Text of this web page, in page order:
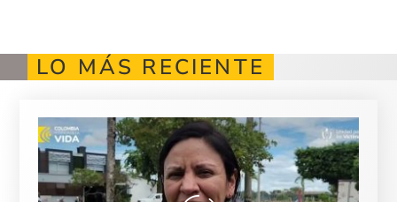
LO MÁS RECIENTE